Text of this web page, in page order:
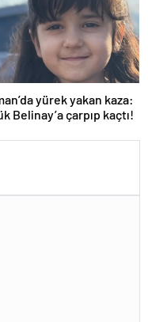
yürek yakan kaza:
Belinay’a çarpıp kaçtı!